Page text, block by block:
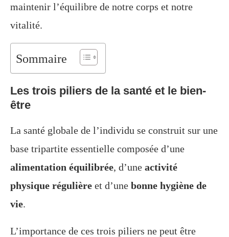
maintenir l’équilibre de notre corps et notre
vitalité.
Sommaire
Les trois piliers de la santé et le bien-
être
La santé globale de l’individu se construit sur une
base tripartite essentielle composée d’une
alimentation équilibrée, d’une activité
physique régulière et d’une bonne hygiène de
vie.
L’importance de ces trois piliers ne peut être